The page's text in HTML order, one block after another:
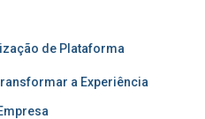
de Plataforma
a Experiência